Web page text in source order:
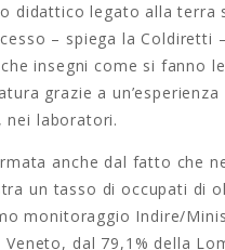
didattico legato alla terra
– spiega la Coldiretti
insegni come si fanno
grazie a
nei laboratori.
anche dal fatto che
un tasso di occupati di
monitoraggio Indire/
Veneto, dal 79,1% della